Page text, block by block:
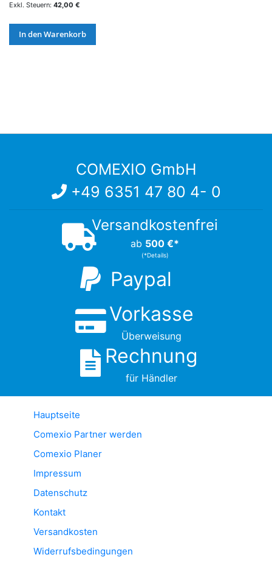
42,00 €
In den Warenkorb
COMEXIO GmbH
+49 6351 47 80 4- 0
Versandkostenfrei
ab 500 €*
(*Details)
Paypal
Vorkasse
Überweisung
Rechnung
für Händler
Hauptseite
Comexio Partner werden
Comexio Planer
Impressum
Datenschutz
Kontakt
Versandkosten
Widerrufsbedingungen